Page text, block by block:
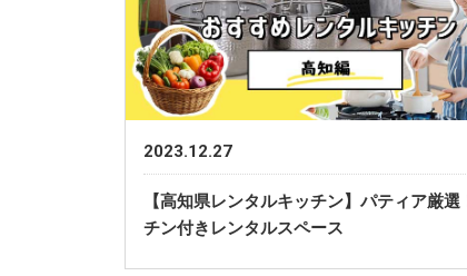
2023.12.27
【高知県レンタルキッチン】パティア厳選
チン付きレンタルスペース